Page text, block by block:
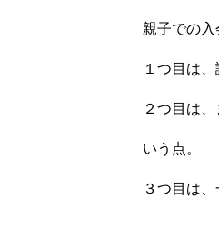
親子での入
１つ目は
２つ目は
いう点。
３つ目は